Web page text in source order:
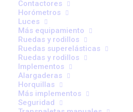
Contactores
Horómetros
Luces
Más equipamiento
Ruedas y rodillos
Ruedas superelásticas
Ruedas y rodillos
Implementos
Alargaderas
Horquillas
Más implementos
Seguridad
Carretillas